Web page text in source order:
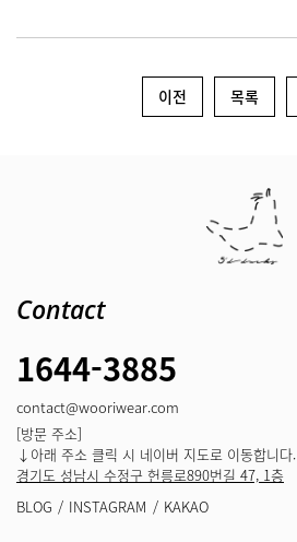
이전 목록
Contact
1644-3885
contact@wooriwear.com
[방문 주소]
↓아래 주소 클릭 시 네이버 지도로 이동합니다.
경기도 성남시 수정구 헌릉로890번길 47, 1층
BLOG
INSTAGRAM KAKAO